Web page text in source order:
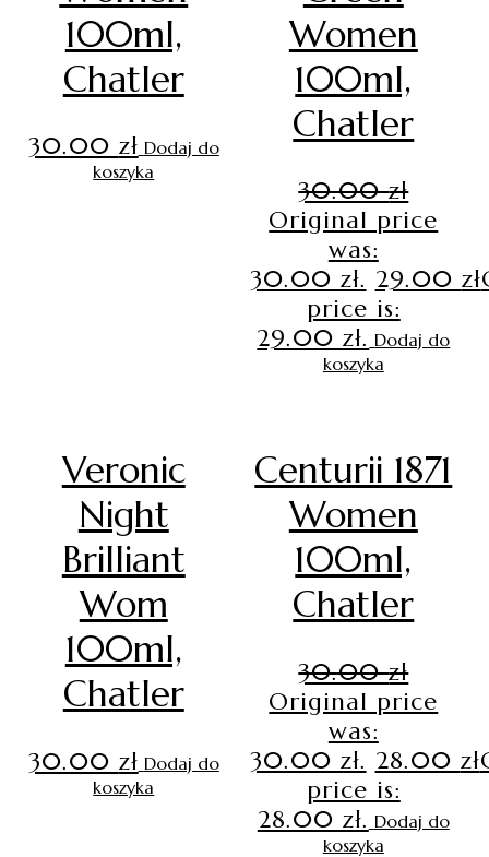
100ml,
Chatler
30.00 zł Dodaj do
koszyka
Women
100ml,
Chatler
30.00zł
Original price
was:
30.00 zł. 29.00 zł
price is:
29.00 zł. Dodaj do
koszyka
Veronic
Night
Brilliant
Wom
100ml,
Chatler
30.00 zł Dodaj do
koszyka
Centurii 1871
Women
100ml,
Chatler
30.00zł
Original price
was:
30.00 zł. 28.00 zł
price is:
28.00 zł. Dodaj do
koszyka